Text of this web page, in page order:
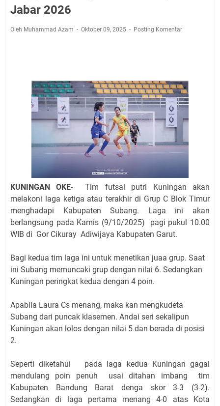
Sangat Seru
Uniku Jadi Tuan Rumah Pendampingan Penyusunan
Dokumen SPMI
Sudahkah Kita Merdeka Dari Hawa Nafsu?
Info Sembako di Pasar Kepuh Kuningan Kamis 6
Agustus 2026, Daging Naik, Telur Turun
Agenda Kegiatan Bupati Kuningan Jumat 7 Agustus
2026 Ada Tiga, Tapi yang Bakal Dihadiri Hanya Satu
Agustus 2026
Jabar 2026
Oleh Muhammad Azam Oktober 09, 2025 Posting Komentar
KUNINGAN OKE- Tim futsal putri Kuningan akan
melakoni laga ketiga atau terakhir di Grup C Blok Timur
menghadapi Kabupaten Subang. Laga ini akan
berlangsung pada Kamis (9/10/2025) pagi pukul 10.00
WIB di Gor Cikuray Adiwijaya Kabupaten Garut.
Bagi kedua tim laga ini untuk menetikan juaa grup. Saat
ini Subang memuncaki grup dengan nilai 6. Sedangkan
Kuningan peringkat kedua dengan 4 poin.
Apabila Laura Cs menang, maka kan mengkudeta
Subang dari puncak klasemen. Andai seri sekalipun
Kuningan akan lolos dengan nilai 5 dan berada di posisi
2.
Seperti diketahui pada laga kedua Kuningan gagal
mendulang poin penuh usai ditahan imbang tim
Kabupaten Bandung Barat denga skor 3-3 (3-2).
Sedangkan di laga pertama menang 4-0 atas Kota